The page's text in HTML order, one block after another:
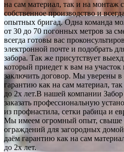
на сам материал, так и на монтаж
собственное производство и
опытных бригад. Одна команда
от 30 до 70 погонных метров за
всегда готовы вас
электронной почте и подобрать
забора. Так же присутствует
который приедет к вам на
заключить договор. Мы уверены в
гарантию как на сам материал,
до 2х лет.В нашей компании
заказать профессиональную
из профнастила, сетки рабица и
Мы имеем огромный опыт, свыше
ограждений для загородных
даём гарантию как на сам
до 2х лет.